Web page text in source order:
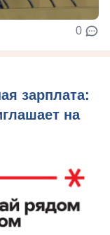
0
зарплата:
на